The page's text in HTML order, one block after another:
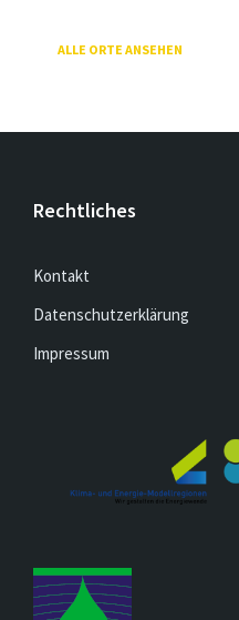
ALLE ORTE ANSEHEN
Rechtliches
Kontakt
Datenschutzerklärung
Impressum